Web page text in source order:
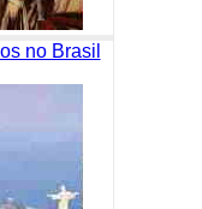
no Brasil